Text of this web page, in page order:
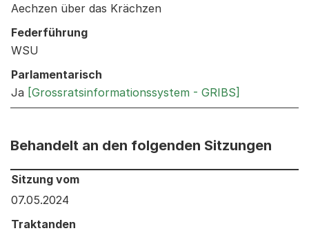
Aechzen über das Krächzen
Federführung
WSU
Parlamentarisch
Ja [Grossratsinformationssystem - GRIBS]
Behandelt an den folgenden Sitzungen
Behandelt an den folgenden Sitzungen: Informationen
Sitzung vom
07.05.2024
Traktanden